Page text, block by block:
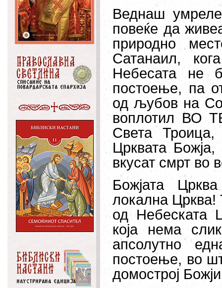
Веднаш
повеќе да
природно
Сатанаил,
Небесата не
постоење, па
од љубов на
воплотил ВО
Света
Црквата
вкусат смрт во
Божјата
локална Црква!
од Небеската
која нема
апсолутно
постоење, во
домострој